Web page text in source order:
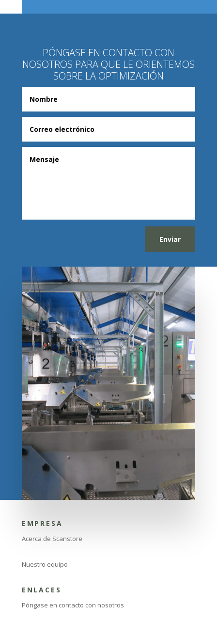
PÓNGASE EN CONTACTO CON
NOSOTROS PARA QUE LE ORIENTEMOS
SOBRE LA OPTIMIZACIÓN
Enviar
EMPRESA
Acerca de Scanstore
Nuestro equipo
ENLACES
Póngase en contacto con nosotros